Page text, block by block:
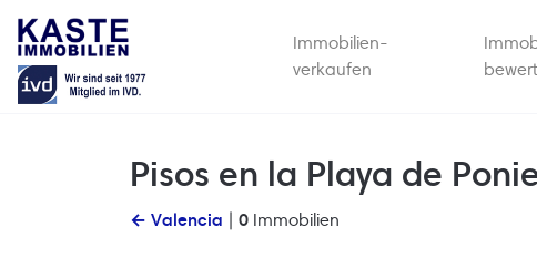
Immobilien-
verkaufen
Pisos en la Playa de
← Valencia | 0 Immobilien